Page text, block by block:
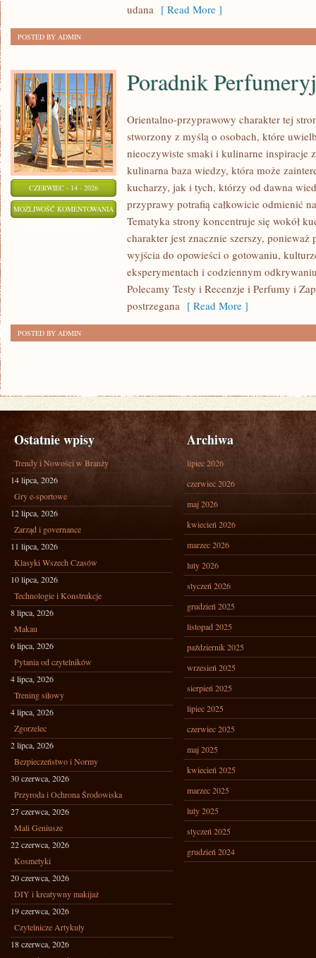
udana [ Read More ]
POSTED BY ADMIN
CZERWIEC - 14 - 2026
MOŻLIWOŚĆ KOMENTOWANIA PORADNIK
PERFUMERYJNY
Poradnik
Orientalno-przyprawowy charakter tej
stworzony z myślą o osobach, które
nieoczywiste smaki i kulinarne inspiracje
kulinarna baza wiedzy, która może
kucharzy, jak i tych, którzy od dawna
przyprawy potrafią całkowicie odmienić
Tematyka strony koncentruje się wokół
charakter jest znacznie szerszy,
wyjścia do opowieści o gotowaniu,
eksperymentach i codziennym
Polecamy Testy i Recenzje i Perfumy i
postrzegana [ Read More ]
POSTED BY ADMIN
Ostatnie wpisy
Trendy i Nowości w Branży
14 lipca, 2026
Gry e-sportowe
12 lipca, 2026
Zarząd i governance
11 lipca, 2026
Klasyki Wszech Czasów
10 lipca, 2026
Technologie i Konstrukcje
8 lipca, 2026
Makau
6 lipca, 2026
Pytania od czytelników
4 lipca, 2026
Trening siłowy
4 lipca, 2026
Zgorzelec
2 lipca, 2026
Bezpieczeństwo i Normy
30 czerwca, 2026
Przyroda i Ochrona Środowiska
27 czerwca, 2026
Mali Geniusze
22 czerwca, 2026
Kosmetyki
20 czerwca, 2026
DIY i kreatywny makijaż
19 czerwca, 2026
Czytelnicze Artykuły
18 czerwca, 2026
Archiwa
lipiec 2026
czerwiec 2026
maj 2026
kwiecień 2026
marzec 2026
luty 2026
styczeń 2026
grudzień 2025
listopad 2025
październik 2025
wrzesień 2025
sierpień 2025
lipiec 2025
czerwiec 2025
maj 2025
kwiecień 2025
marzec 2025
luty 2025
styczeń 2025
grudzień 2024